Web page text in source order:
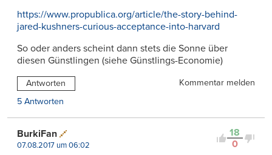
https://www.propublica.org/article/the-story-behind-
jared-kushners-curious-acceptance-into-harvard
So oder anders scheint dann stets die Sonne über
diesen Günstlingen (siehe Günstlings-Economie)
Antworten
Kommentar melden
5 Antworten
18
0
BurkiFan
07.08.2017 um 06:02